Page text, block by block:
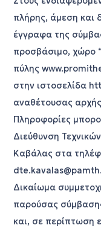
πλήρης, άμεση και
έγγραφα της
προσβάσιμο, χώρο
πύλης
στην ιστοσελίδα
αναθέτουσας
Πληροφορίες
Διεύθυνση
Καβάλας στα
Δικαίωμα
παρούσας
και, σε περίπτωση